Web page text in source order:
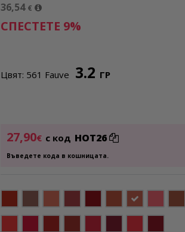
36,54 €
СПЕСТЕТЕ 9%
Цвят: 561 Fauve 3.2 ГР
27,90€ с код HOT26
Въведете кода в кошницата.